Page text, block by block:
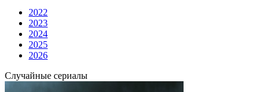
2022
2023
2024
2025
2026
Случайные сериалы